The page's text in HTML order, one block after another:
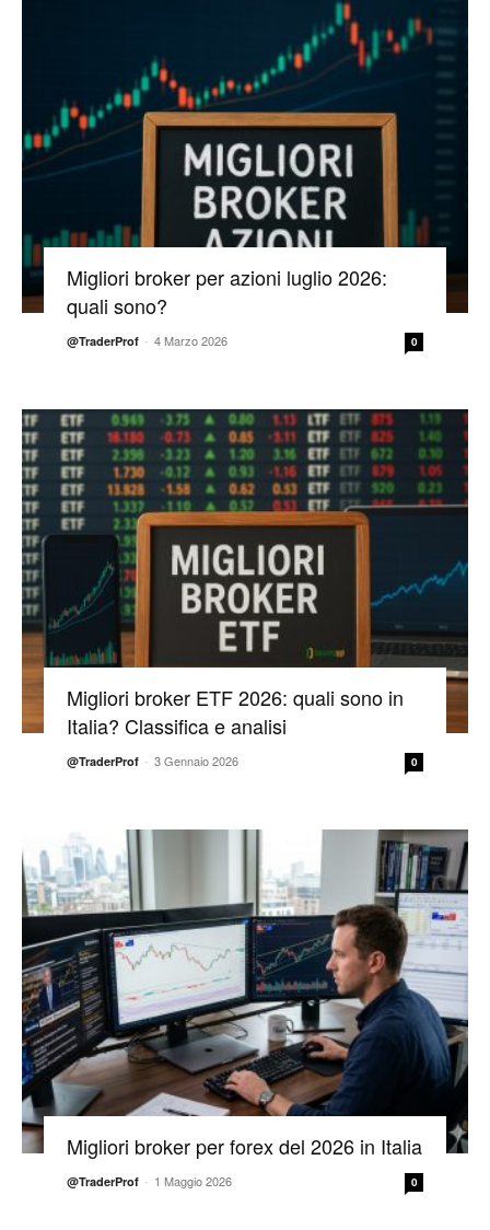
Migliori broker per azioni luglio 2026:
quali sono?
@TraderProf - 4 Marzo 2026 0
Migliori broker ETF 2026: quali sono in
Italia? Classifica e analisi
@TraderProf - 3 Gennaio 2026 0
Migliori broker per forex del 2026 in Italia
@TraderProf - 1 Maggio 2026 0